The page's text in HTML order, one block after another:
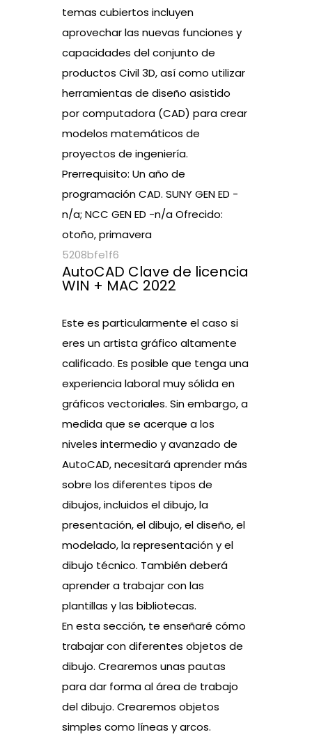
temas cubiertos incluyen
aprovechar las nuevas funciones y
capacidades del conjunto de
productos Civil 3D, así como utilizar
herramientas de diseño asistido
por computadora (CAD) para crear
modelos matemáticos de
proyectos de ingeniería.
Prerrequisito: Un año de
programación CAD. SUNY GEN ED -
n/a; NCC GEN ED -n/a Ofrecido:
otoño, primavera
5208bfe1f6
AutoCAD Clave de licencia
WIN + MAC 2022
Este es particularmente el caso si
eres un artista gráfico altamente
calificado. Es posible que tenga una
experiencia laboral muy sólida en
gráficos vectoriales. Sin embargo, a
medida que se acerque a los
niveles intermedio y avanzado de
AutoCAD, necesitará aprender más
sobre los diferentes tipos de
dibujos, incluidos el dibujo, la
presentación, el dibujo, el diseño, el
modelado, la representación y el
dibujo técnico. También deberá
aprender a trabajar con las
plantillas y las bibliotecas.
En esta sección, te enseñaré cómo
trabajar con diferentes objetos de
dibujo. Crearemos unas pautas
para dar forma al área de trabajo
del dibujo. Crearemos objetos
simples como líneas y arcos.